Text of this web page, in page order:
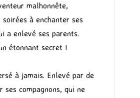
malhonnête,
à enchanter ses
a enlevé ses parents.
étonnant secret !
à jamais. Enlevé par de
compagnons, qui ne